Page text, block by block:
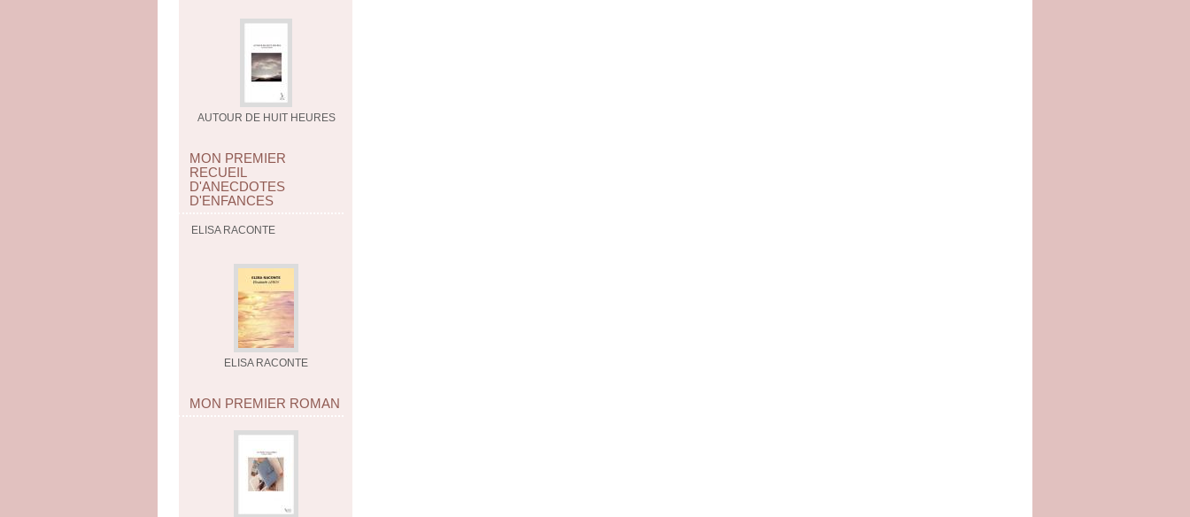
AUTOUR DE HUIT HEURES
MON PREMIER
RECUEIL
D'ANECDOTES
D'ENFANCES
ELISA RACONTE
ELISA RACONTE
MON PREMIER ROMAN